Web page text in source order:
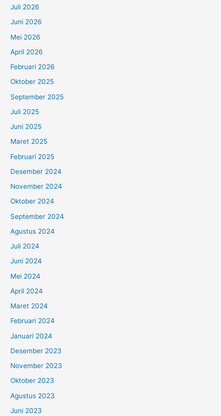
Juli 2026
Juni 2026
Mei 2026
April 2026
Februari 2026
Oktober 2025
September 2025
Juli 2025
Juni 2025
Maret 2025
Februari 2025
Desember 2024
November 2024
Oktober 2024
September 2024
Agustus 2024
Juli 2024
Juni 2024
Mei 2024
April 2024
Maret 2024
Februari 2024
Januari 2024
Desember 2023
November 2023
Oktober 2023
Agustus 2023
Juni 2023